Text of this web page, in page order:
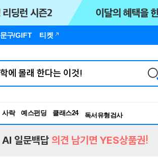
문구/GIFT 티켓
사락 예스펀딩 클래스24
독서유형검사
RBTI Lab
AI 일문백답 의견 남기면 YES상품권!